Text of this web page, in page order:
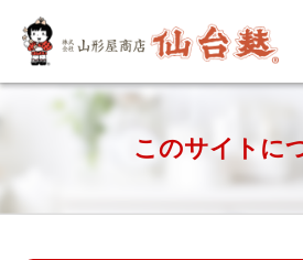
このサイトに